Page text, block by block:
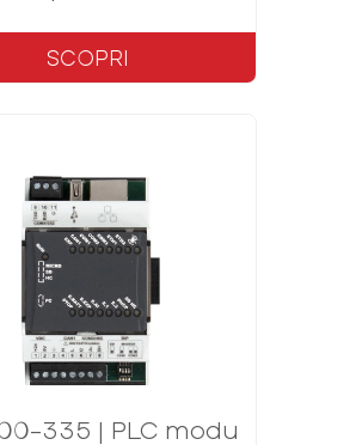
SCOPRI
335 | PLC modulare